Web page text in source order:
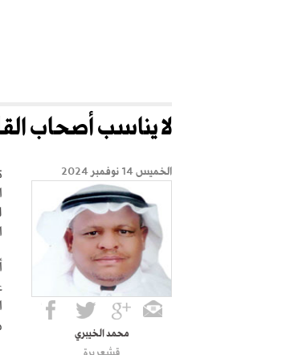
لا يناسب أصحاب
الخميس 14 نوفمبر 2024
محمد الخيبري